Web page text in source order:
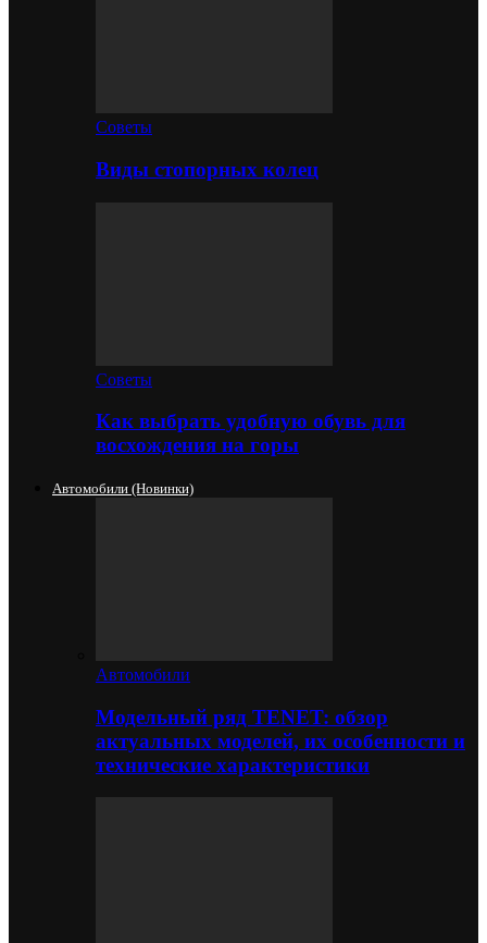
Советы
Виды стопорных колец
Советы
Как выбрать удобную обувь для
восхождения на горы
Автомобили (новинки)
Автомобили
Модельный ряд TENET: обзор
актуальных моделей, их особенности и
технические характеристики